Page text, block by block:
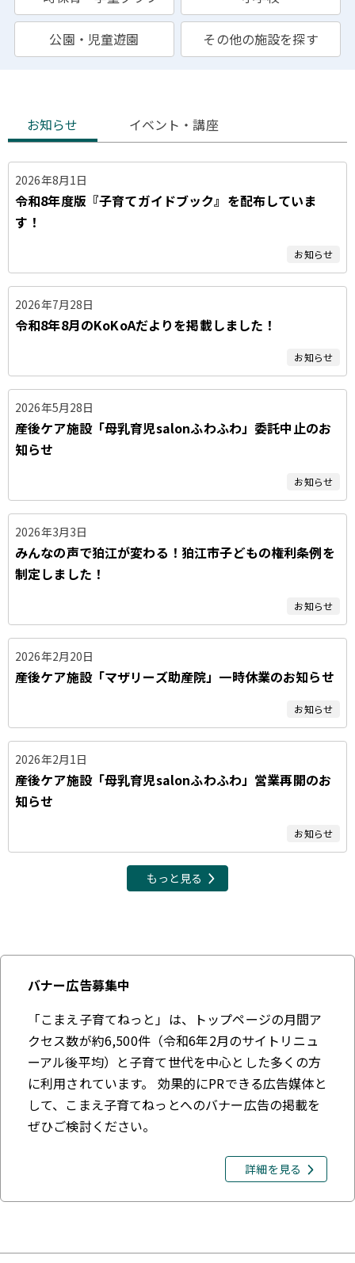
公園・児童遊園 その他の施設を探す
知
ら
せ
タ
ブ
お知らせ イベント・講座
2026年8月1日
令和8年度版『子育てガイドブック』を配布していま
す！
お知らせ
2026年7月28日
令和8年8月のKoKoAだよりを掲載しました！
お知らせ
2026年5月28日
産後ケア施設「母乳育児salonふわふわ」委託中止のお
知らせ
お知らせ
2026年3月3日
みんなの声で狛江が変わる！狛江市子どもの権利条例を
制定しました！
お知らせ
2026年2月20日
産後ケア施設「マザリーズ助産院」一時休業のお知らせ
お知らせ
2026年2月1日
産後ケア施設「母乳育児salonふわふわ」営業再開のお
知らせ
お知らせ
もっと見る
バナー広告募集中
「こまえ子育てねっと」は、トップページの月間ア
クセス数が約6,500件（令和6年2月のサイトリニュ
ーアル後平均）と子育て世代を中心とした多くの方
に利用されています。 効果的にPRできる広告媒体と
して、こまえ子育てねっとへのバナー広告の掲載を
ぜひご検討ください。
詳細を見る